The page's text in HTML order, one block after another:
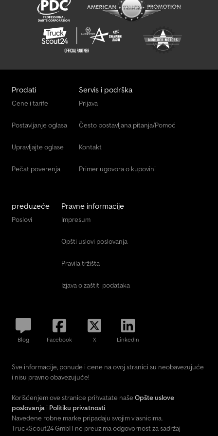
sledećih proizvođača: Brenderup, Humbaur, Hapert, Brian James
Trailers, Unsinn i Neptun Na zahtev dobijate besplatne probne
tablice Nudimo servis za prikolice svih proizvođača. Dodatna
oprema na upit. Tehničke izmene, promene cena i greške su
moguće. Ne preuzimamo odgovornost za greške i štamparske
greške. Automatska funkcija pri vožnji unazad, osovina sa
zaštita, kočena, uključuje garanciju. Dsdpfehg A Sujx Apdskr
Prodati
Cene i tarife
Postavljanje oglasa
Upravljajte oglase
Pečat poverenja
Servis i podrška
Prijava
Često postavljana pitanja/Pomoć
Kontakt
Primer ugovora o kupovini
preduzeće
Poslovi
Pravne informacije
Impresum
Opšti uslovi poslovanja
Pravila tržišta
Izjava o zaštiti podataka
Blog Facebook X LinkedIn
Sve informacije, ponude i cene na ovoj stranici su neobavezujuće
i nisu pravno obavezujuće!
Korišćenjem ove stranice prihvatate naše Opšte uslove
poslovanja i Politiku privatnosti.
Navedene robne marke pripadaju svojim vlasnicima.
TruckScout24 GmbH ne preuzima odgovornost za sadržaj